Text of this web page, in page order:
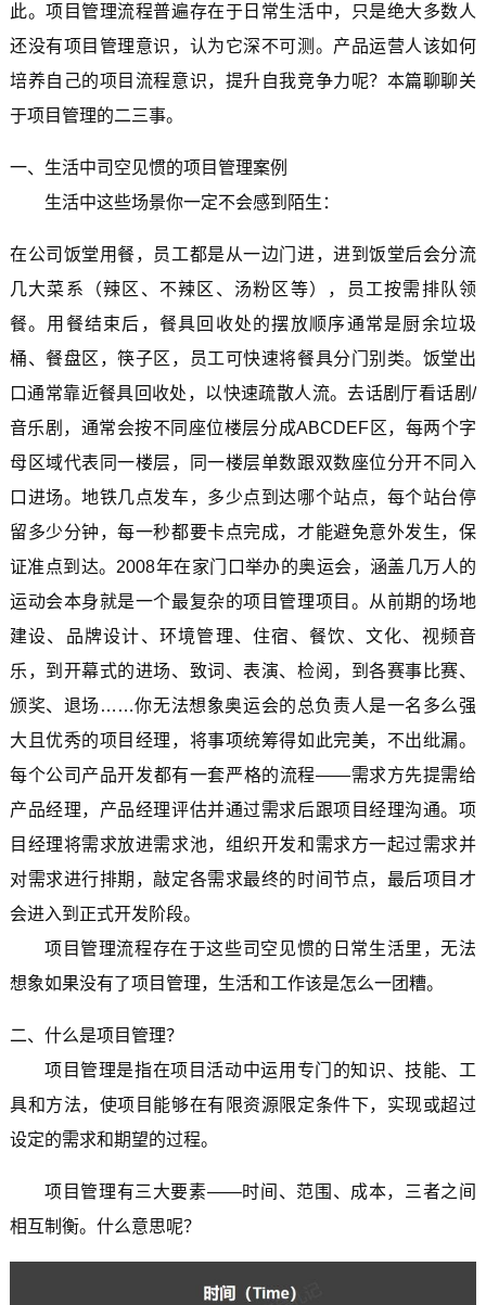
此。项目管理流程普遍存在于日常生活中，只是绝大多数人
还没有项目管理意识，认为它深不可测。产品运营人该如何
培养自己的项目流程意识，提升自我竞争力呢？本篇聊聊关
于项目管理的二三事。
一、生活中司空见惯的项目管理案例
生活中这些场景你一定不会感到陌生：
在公司饭堂用餐，员工都是从一边门进，进到饭堂后会分流
几大菜系（辣区、不辣区、汤粉区等），员工按需排队领
餐。用餐结束后，餐具回收处的摆放顺序通常是厨余垃圾
桶、餐盘区，筷子区，员工可快速将餐具分门别类。饭堂出
口通常靠近餐具回收处，以快速疏散人流。去话剧厅看话剧/
音乐剧，通常会按不同座位楼层分成ABCDEF区，每两个字
母区域代表同一楼层，同一楼层单数跟双数座位分开不同入
口进场。地铁几点发车，多少点到达哪个站点，每个站台停
留多少分钟，每一秒都要卡点完成，才能避免意外发生，保
证准点到达。2008年在家门口举办的奥运会，涵盖几万人的
运动会本身就是一个最复杂的项目管理项目。从前期的场地
建设、品牌设计、环境管理、住宿、餐饮、文化、视频音
乐，到开幕式的进场、致词、表演、检阅，到各赛事比赛、
颁奖、退场……你无法想象奥运会的总负责人是一名多么强
大且优秀的项目经理，将事项统筹得如此完美，不出纰漏。
每个公司产品开发都有一套严格的流程——需求方先提需给
产品经理，产品经理评估并通过需求后跟项目经理沟通。项
目经理将需求放进需求池，组织开发和需求方一起过需求并
对需求进行排期，敲定各需求最终的时间节点，最后项目才
会进入到正式开发阶段。
项目管理流程存在于这些司空见惯的日常生活里，无法
想象如果没有了项目管理，生活和工作该是怎么一团糟。
二、什么是项目管理？
项目管理是指在项目活动中运用专门的知识、技能、工
具和方法，使项目能够在有限资源限定条件下，实现或超过
设定的需求和期望的过程。
项目管理有三大要素——时间、范围、成本，三者之间
相互制衡。什么意思呢？